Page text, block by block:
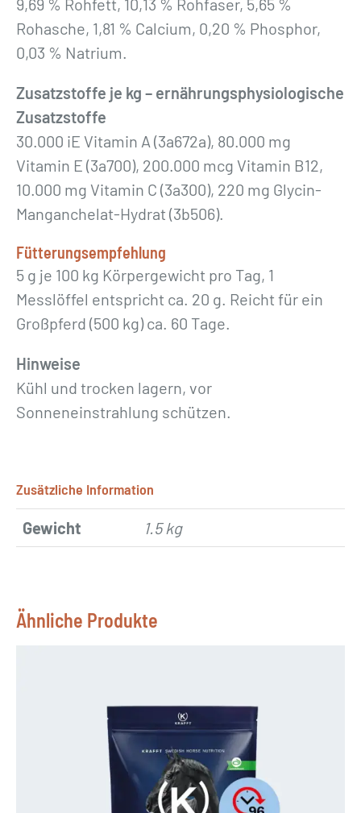
9,69 % Rohfett, 10,13 % Rohfaser, 5,65 %
Rohasche, 1,81 % Calcium, 0,20 % Phosphor,
0,03 % Natrium.
Zusatzstoffe je kg – ernährungsphysiologische
Zusatzstoffe
30.000 iE Vitamin A (3a672a), 80.000 mg
Vitamin E (3a700), 200.000 mcg Vitamin B12,
10.000 mg Vitamin C (3a300), 220 mg Glycin-
Manganchelat-Hydrat (3b506).
Fütterungsempfehlung
5 g je 100 kg Körpergewicht pro Tag, 1
Messlöffel entspricht ca. 20 g. Reicht für ein
Großpferd (500 kg) ca. 60 Tage.
Hinweise
Kühl und trocken lagern, vor
Sonneneinstrahlung schützen.
Zusätzliche Information
Gewicht 1.5 kg
Ähnliche Produkte